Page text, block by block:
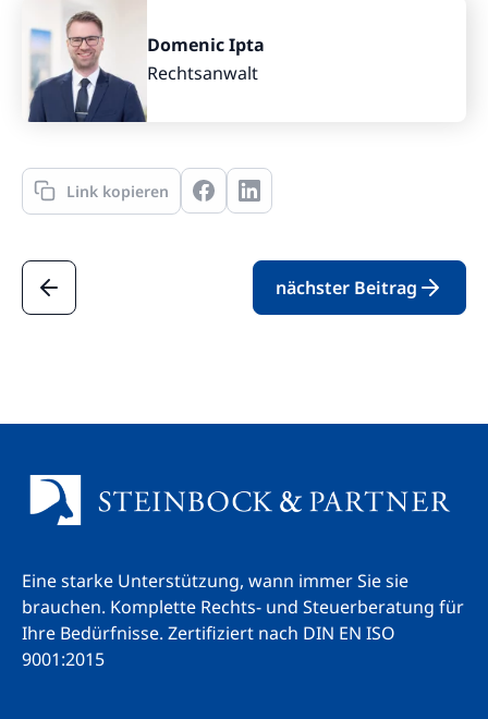
Domenic Ipta
Rechtsanwalt
Link kopieren
nächster Beitrag
Eine starke Unterstützung, wann immer Sie sie
brauchen. Komplette Rechts- und Steuerberatung für
Ihre Bedürfnisse. Zertifiziert nach DIN EN ISO
9001:2015